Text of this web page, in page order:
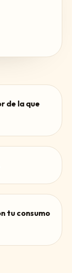
de la que
tu consumo